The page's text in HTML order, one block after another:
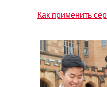
Как применить